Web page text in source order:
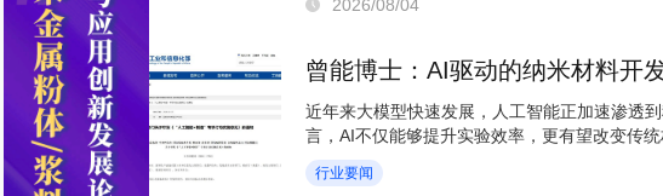
2026/08/04
曾能博士：AI驱动的纳米材料开
近年来大模型快速发展，人工智能正加速渗透
言，AI不仅能够提升实验效率，更有望改变传
智能驱动。目前，...
行业要闻